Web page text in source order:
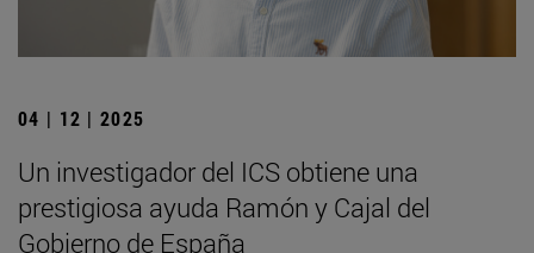
04 | 12 | 2025
Un investigador del ICS obtiene una
prestigiosa ayuda Ramón y Cajal del
Gobierno de España